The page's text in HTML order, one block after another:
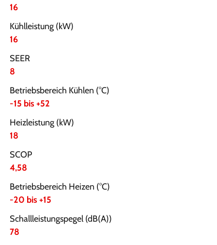
16
Kühlleistung (kW)
16
SEER
8
Betriebsbereich Kühlen (°C)
-15 bis +52
Heizleistung (kW)
18
SCOP
4,58
Betriebsbereich Heizen (°C)
-20 bis +15
Schallleistungspegel (dB(A))
78